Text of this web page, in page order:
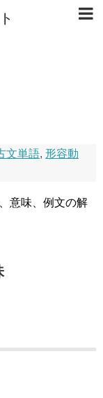
文単語,形容動
意味、例文の解